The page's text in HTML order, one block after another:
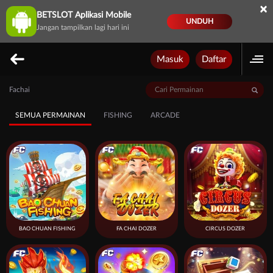
BETSLOT Aplikasi Mobile
Jangan tampilkan lagi hari ini
UNDUH
×
Masuk Daftar
Fachai
SEMUA PERMAINAN FISHING ARCADE
BAO CHUAN FISHING FA CHAI DOZER CIRCUS DOZER